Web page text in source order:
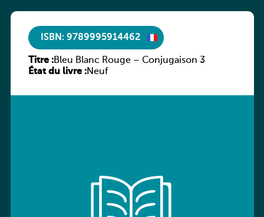
ISBN: 9789995914462
Titre :Bleu Blanc Rouge – Conjugaison 3
État du livre :Neuf